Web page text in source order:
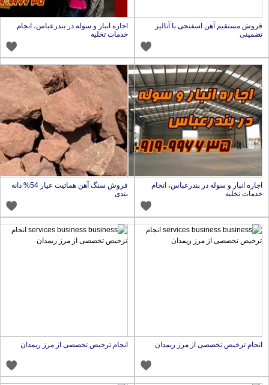
فروش مستقیم آهن اسفنجی با آنالیز
تضمینی
اجاره انبار و سوله در بندرعباس، انجام
خدمات تخلیه
اجاره انبار و سوله در بندرعباس، انجام
خدمات تخلیه
فروش سنگ آهن هماتیت عیار 54% دانه
بندی
انجام ترخیص تخصصی از مرز ریمدان انجام ترخیص تخصصی از مرز ریمدان